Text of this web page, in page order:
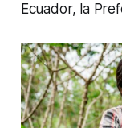
Ecuador, la